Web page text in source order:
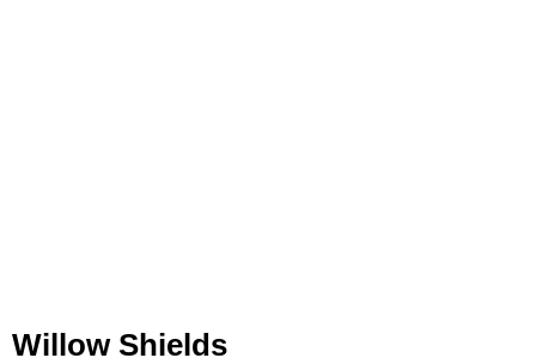
Willow Shields